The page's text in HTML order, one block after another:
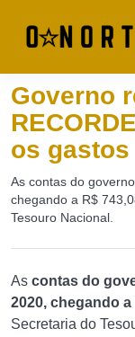
Governo
os gastos
As contas do
chegando a R$
Tesouro Nacional.
As contas do
2020, chegando
Secretaria do